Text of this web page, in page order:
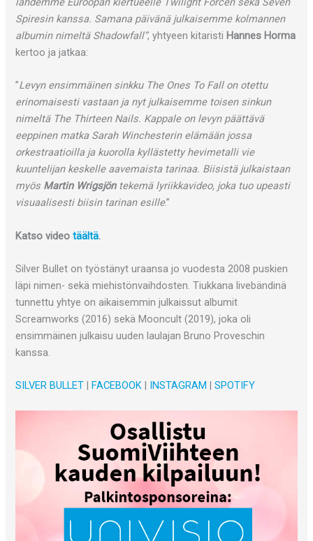
Spiresin kanssa. Samana päivänä julkaisemme kolmannen
albumin nimeltä Shadowfall”, yhtyeen kitaristi Hannes Horma
kertoo ja jatkaa:
”Levyn ensimmäinen sinkku The Ones To Fall on otettu
erinomaisesti vastaan ja nyt julkaisemme toisen sinkun
nimeltä The Thirteen Nails. Kappale on levyn päättävä
eeppinen matka Sarah Winchesterin elämään jossa
orkestraatioilla ja kuorolla kyllästetty hevimetalli vie
kuuntelijan keskelle aavemaista tarinaa. Biisistä julkaistaan
myös Martin Wrigsjöntekemä lyriikkavideo, joka tuo upeasti
visuaalisesti biisin tarinan esille.”
Katso videotäältä.
Silver Bullet on työstänyt uraansa jo vuodesta 2008 puskien
läpi nimen- sekä miehistönvaihdosten. Tiukkana livebändinä
tunnettu yhtye on aikaisemmin julkaissut albumit
Screamworks (2016) sekä Mooncult (2019), joka oli
ensimmäinen julkaisu uuden laulajan Bruno Proveschin
kanssa.
SILVER BULLET FACEBOOK INSTAGRAM |SPOTIFY